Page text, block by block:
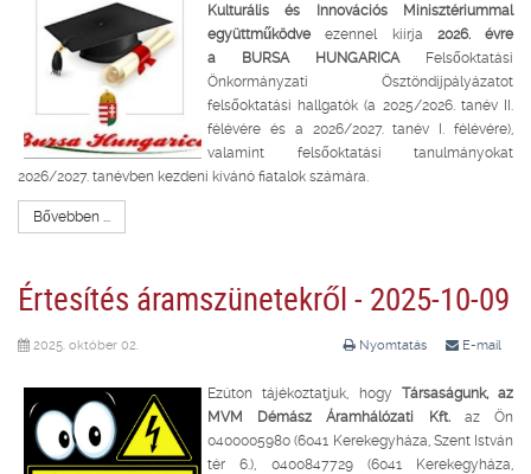
Kulturális és Innovációs Minisztériummal
együttműködveezennel kiírja 2026. évre
a
BURSA HUNGARICA Felsőoktatási
Önkormányzati Ösztöndíjpályázatot
felsőoktatási hallgatók (a 2025/2026. tanév II.
félévére és a 2026/2027. tanév I. félévére),
valamint felsőoktatási tanulmányokat
2026/2027. tanévben kezdeni kívánó fiatalok számára.
Bővebben ...
Értesítés áramszünetekről - 2025-10-09
Nyomtatás E-mail
2025. október 02.
Ezúton tájékoztatjuk, hogy Társaságunk, az
MVM Démász Áramhálózati Kft.az Ön
0400005980 (6041 Kerekegyháza, Szent István
tér 6.), 0400847729 (6041 Kerekegyháza,